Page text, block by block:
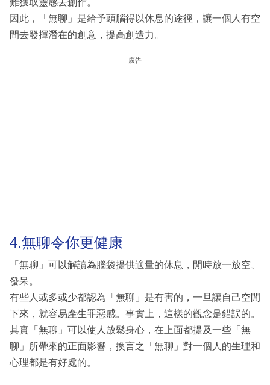
因此，「無聊」是給予頭腦得以休息的途徑，讓一個人有空
間去發揮潛在的創意，提高創造力。
廣告
4.無聊令你更健康
「無聊」可以解讀為腦袋提供適量的休息，閒時放一放空、
發呆。
有些人或多或少都認為「無聊」是有害的，一旦讓自己空閒
下來，就容易產生罪惡感。事實上，這樣的觀念是錯誤的。
其實「無聊」可以使人放鬆身心，在上面都提及一些「無
聊」所帶來的正面影響，換言之「無聊」對一個人的生理和
心理都是有好處的。